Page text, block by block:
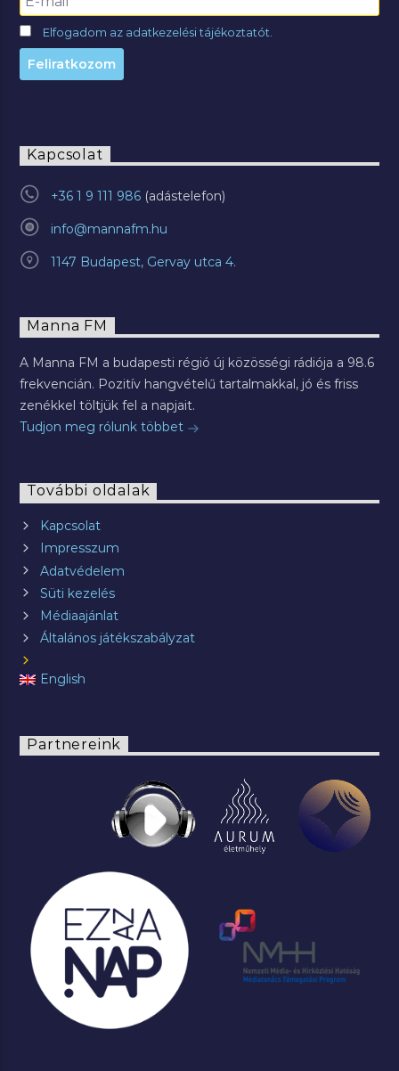
Elfogadom az adatkezelési tájékoztatót.
Kapcsolat
+36 1 9 111 986
info@mannafm.hu
1147 Budapest, Gervay utca 4.
Manna FM
A Manna FM a budapesti régió új közösségi rádiója a 98.6
frekvencián. Pozitív hangvételű tartalmakkal, jó és friss
zenékkel töltjük fel a napjait.
Tudjon meg rólunk többet
További oldalak
Kapcsolat
Impresszum
Adatvédelem
Süti kezelés
Médiaajánlat
Általános játékszabályzat
English
Partnereink